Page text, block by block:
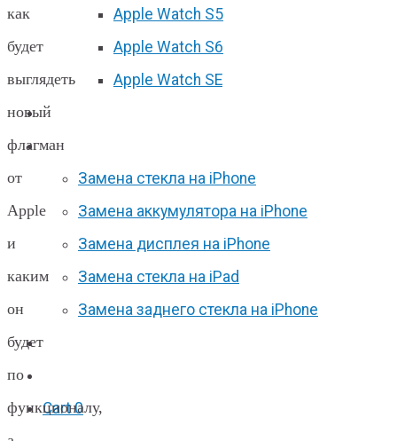
Apple Watch S5
Apple Watch S6
Apple Watch SE
Отзывы
Акции
Замена стекла на iPhone
Замена аккумулятора на iPhone
Замена дисплея на iPhone
Замена стекла на iPad
Замена заднего стекла на iPhone
Вакансии
Cart 0
как
будет
выглядеть
новый
флагман
от
Apple
и
каким
он
будет
по
функционалу,